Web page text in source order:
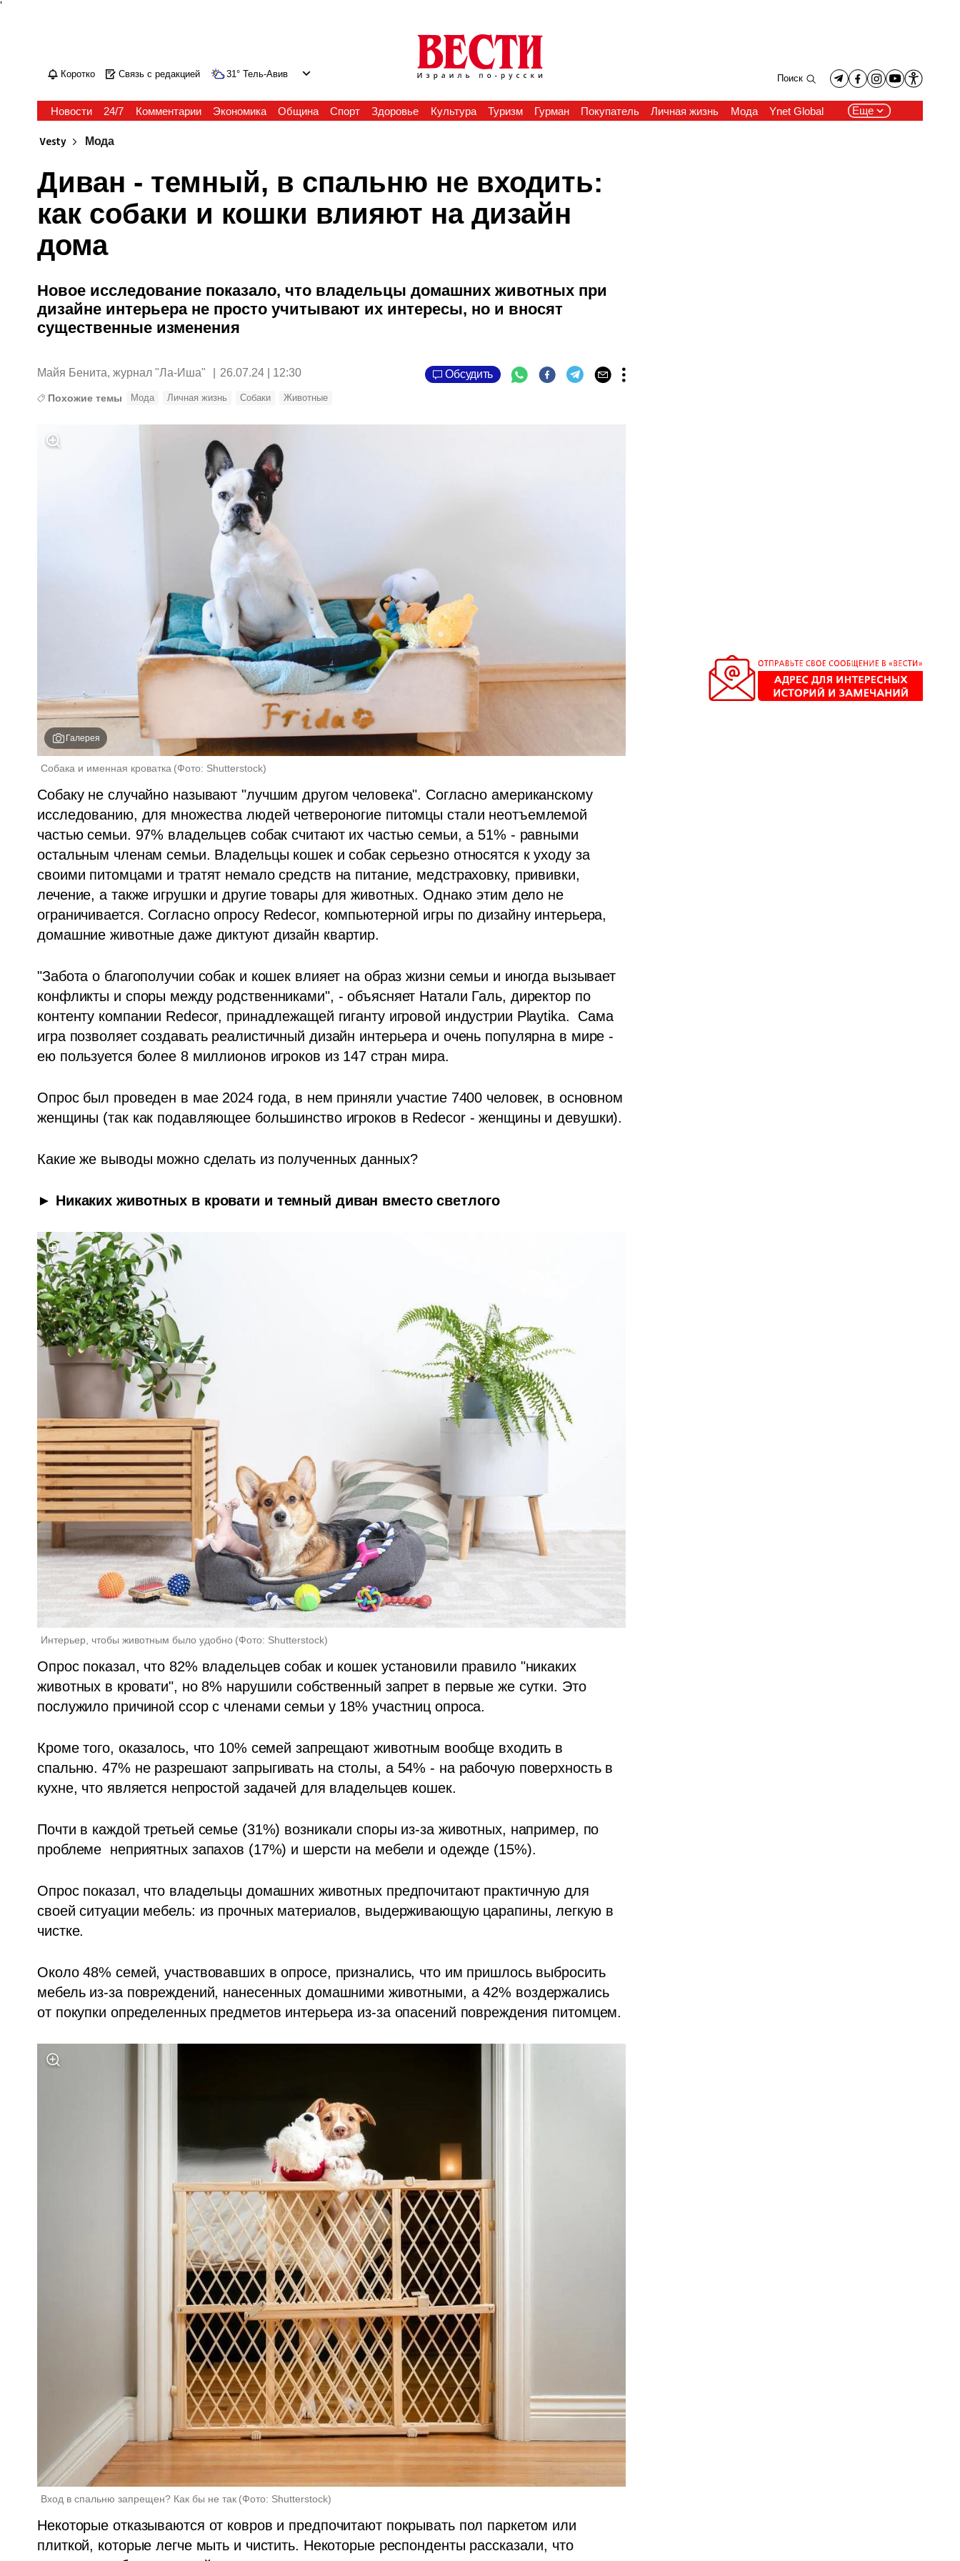
'
Коротко Связь с редакцией 31° Тель-Авив Поиск
Новости 24/7 Комментарии Экономика Община Спорт Здоровье Культура Туризм Гурман Покупатель Личная жизнь Мода Ynet Global Еще
Vesty Мода
Диван - темный, в спальню не входить:
как собаки и кошки влияют на дизайн
дома
Новое исследование показало, что владельцы домашних животных при
дизайне интерьера не просто учитывают их интересы, но и вносят
существенные изменения
Майя Бенита, журнал "Ла-Иша" 26.07.24 | 12:30 Обсудить
Похожие темы Мода Личная жизнь Собаки Животные
Галерея
Собака и именная кроватка (Фото: Shutterstock)
Собаку не случайно называют "лучшим другом человека". Согласно американскому
исследованию, для множества людей четвероногие питомцы стали неотъемлемой
частью семьи. 97% владельцев собак считают их частью семьи, а 51% - равными
остальным членам семьи. Владельцы кошек и собак серьезно относятся к уходу за
своими питомцами и тратят немало средств на питание, медстраховку, прививки,
лечение, а также игрушки и другие товары для животных. Однако этим дело не
ограничивается. Согласно опросу Redecor, компьютерной игры по дизайну интерьера,
домашние животные даже диктуют дизайн квартир.
"Забота о благополучии собак и кошек влияет на образ жизни семьи и иногда вызывает
конфликты и споры между родственниками", - объясняет Натали Галь, директор по
контенту компании Redecor, принадлежащей гиганту игровой индустрии Playtika.  Сама
игра позволяет создавать реалистичный дизайн интерьера и очень популярна в мире -
ею пользуется более 8 миллионов игроков из 147 стран мира.
Опрос был проведен в мае 2024 года, в нем приняли участие 7400 человек, в основном
Какие же выводы можно сделать из полученных данных?
► Никаких животных в кровати и темный диван вместо светлого
Интерьер, чтобы животным было удобно (Фото: Shutterstock)
Опрос показал, что 82% владельцев собак и кошек установили правило "никаких
животных в кровати", но 8% нарушили собственный запрет в первые же сутки. Это
послужило причиной ссор с членами семьи у 18% участниц опроса.
Кроме того, оказалось, что 10% семей запрещают животным вообще входить в
спальню. 47% не разрешают запрыгивать на столы, а 54% - на рабочую поверхность в
кухне, что является непростой задачей для владельцев кошек.
Почти в каждой третьей семье (31%) возникали споры из-за животных, например, по
проблеме  неприятных запахов (17%) и шерсти на мебели и одежде (15%).
Опрос показал, что владельцы домашних животных предпочитают практичную для
своей ситуации мебель: из прочных материалов, выдерживающую царапины, легкую в
чистке.
Около 48% семей, участвовавших в опросе, признались, что им пришлось выбросить
мебель из-за повреждений, нанесенных домашними животными, а 42% воздержались
от покупки определенных предметов интерьера из-за опасений повреждения питомцем.
Вход в спальню запрещен? Как бы не так (Фото: Shutterstock)
Некоторые отказываются от ковров и предпочитают покрывать пол паркетом или
плиткой, которые легче мыть и чистить. Некоторые респонденты рассказали, что